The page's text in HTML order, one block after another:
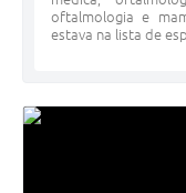
oftalmologia e
estava na lista de